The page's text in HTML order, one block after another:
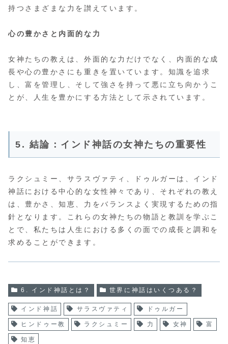
持つさまざまな力を讃えています。
心の豊かさと内面的な力
女神たちの教えは、外面的な力だけでなく、内面的な成
長や心の豊かさにも重きを置いています。知識を追求
し、富を管理し、そして強さを持って悪に立ち向かうこ
とが、人生を豊かにする方法として示されています。
5. 結論：インド神話の女神たちの重要性
ラクシュミー、サラスヴァティ、ドゥルガーは、インド
神話における中心的な女性神々であり、それぞれの教え
は、豊かさ、知恵、力をバランスよく実現するための指
針となります。これらの女神たちの物語と教訓を学ぶこ
とで、私たちは人生における多くの面での成長と調和を
求めることができます。
6. インド神話とは？ 世界に神話はいくつある？
インド神話 サラスヴァティ ドゥルガー
ヒンドゥー教 ラクシュミー 力 女神 富
知恵